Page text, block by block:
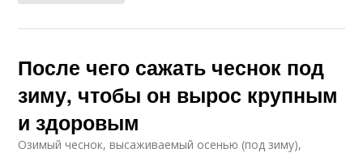
После чего сажать чеснок под
зиму, чтобы он вырос крупным
и здоровым
Озимый чеснок, высаживаемый осенью (под зиму),